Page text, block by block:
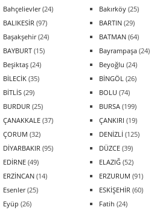
Bahçelievler(24) Bakırköy (25)
BALIKESİR (97) BARTIN (29)
Başakşehir(24) BATMAN (64)
BAYBURT (15) Bayrampaşa (24)
Beşiktaş (24) Beyoğlu (24)
BİLECİK (35) BİNGÖL (26)
BİTLİS (29) BOLU (74)
BURDUR (25) BURSA (199)
ÇANAKKALE (37) ÇANKIRI (19)
ÇORUM (32) DENİZLİ (125)
DİYARBAKIR (95) DÜZCE (39)
EDİRNE (49) ELAZIĞ (52)
ERZİNCAN (14) ERZURUM (91)
Esenler(25) ESKİŞEHİR (60)
Eyüp (26) Fatih (24)